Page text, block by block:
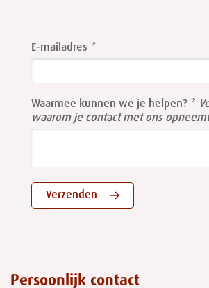
this
field
E-mailadres
Waarmee kunnen we je helpen?
waarom je contact met ons
Verzenden
Persoonlijk contact